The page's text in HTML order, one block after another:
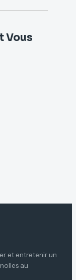
Vous
et entretenir un
au